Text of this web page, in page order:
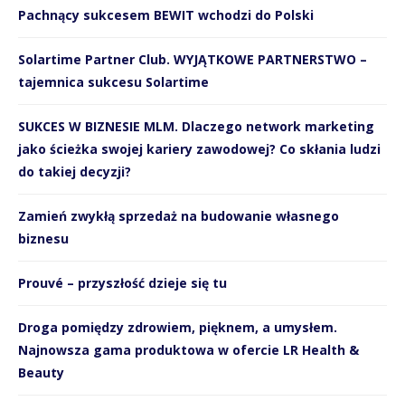
Pachnący sukcesem BEWIT wchodzi do Polski
Solartime Partner Club. WYJĄTKOWE PARTNERSTWO –
tajemnica sukcesu Solartime
SUKCES W BIZNESIE MLM. Dlaczego network marketing
jako ścieżka swojej kariery zawodowej? Co skłania ludzi
do takiej decyzji?
Zamień zwykłą sprzedaż na budowanie własnego
biznesu
Prouvé – przyszłość dzieje się tu
Droga pomiędzy zdrowiem, pięknem, a umysłem.
Najnowsza gama produktowa w ofercie LR Health &
Beauty